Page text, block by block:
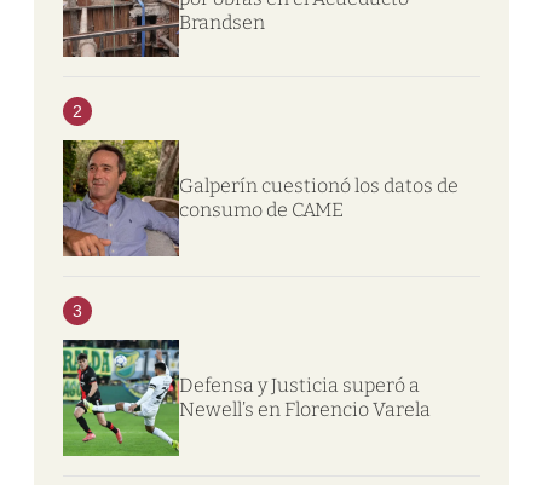
Brandsen
2
Galperín cuestionó los datos de
consumo de CAME
3
Defensa y Justicia superó a
Newell’s en Florencio Varela